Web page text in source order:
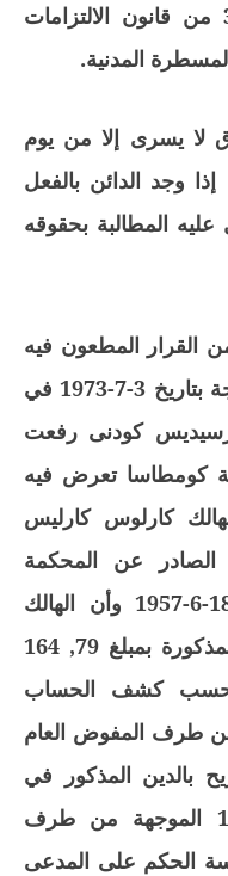
بناء على مقتضيات الفصل 380 من قانون الالتزامات
لا يسرى إلا من يوم
وجد الدائن بالفعل
المطالبة بحقوقه
القرار المطعون فيه
الصادر عن غرفة الاستئناف بطنجة بتاريخ 3-7-1973 في
عدد 669 ان ميرسيديس كودنى رفعت
ضد شركة كومطاسا تعرض فيه
كارلوس كارليس
عن المحكمة
الإقليمية سابقا بطنجة بتاريخ 18-6-1957 وأن الهالك
عندما توفي كان دائنا للشركة المذكورة بمبلغ 79, 164
حسب كشف الحساب
والموقع من طرف المفوض العام
بالدين المذكور في
الرسالة المؤرخة في 8-8-1956 الموجهة من طرف
الحكم على المدعى